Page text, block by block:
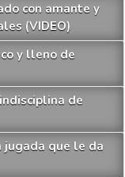
con amante y
(VIDEO)
y lleno de
de
jugada que le da